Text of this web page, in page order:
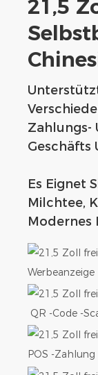
21,5
Zahlungs-
Geschäfts
Es Eignet
Milchtee,
Modernes
Werbeanzeige
QR -Code -
POS -Zahlung